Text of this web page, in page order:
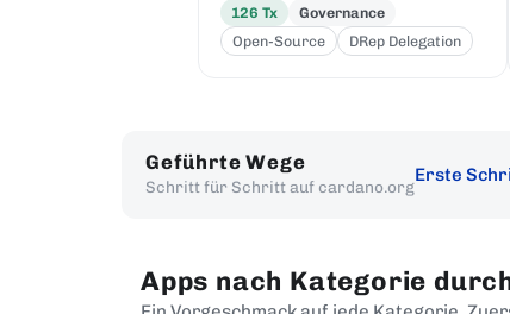
126 Tx
Governance
Open-Source
DRep Delegation
Geführte Wege
Schritt für Schritt auf cardano.org
Erste
Apps nach Kategorie